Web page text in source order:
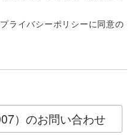
プライバシーポリシーに同意の